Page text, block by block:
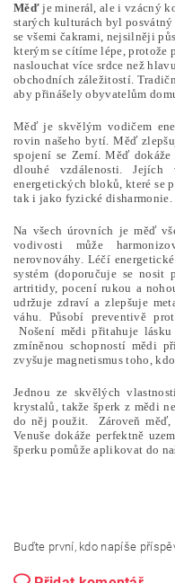
Měďje minerál, ale i vzácný
starých kulturách byl
se všemi čakrami, nejsilněji
kterým se cítíme lépe, protože
naslouchat více srdce než
obchodních záležitostí.
aby přinášely obyvatelům
Měď je skvělým vodičem
rovin našeho bytí. Měď
spojení se Zemí. Měď
dlouhé vzdálenosti.
energetických bloků, které se
tak i jako fyzické disharmonie.
Na všech úrovních je měď
vodivosti může
nerovnováhy. Léčí
systém (doporučuje se nosit
artritidy, pocení rukou a
udržuje zdraví a zlepšuje
váhu. Působí preventivě
Nošení mědi přitahuje
zmíněnou schopností mědi
zvyšuje magnetismus toho,
Jednou ze skvělých
krystalů, takže šperk z mědi
do něj použit. Zároveň měď,
Venuše dokáže perfektně
šperku pomůže aplikovat do
Buďte první, kdo napíše